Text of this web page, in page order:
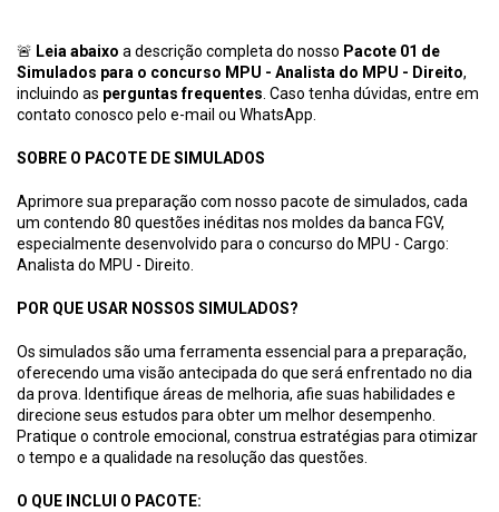
🚨 Leia abaixo a descrição completa do nosso Pacote 01 de
Simulados para o concurso MPU - Analista do MPU - Direito,
incluindo as perguntas frequentes . Caso tenha dúvidas, entre em
contato conosco pelo e-mail ou WhatsApp.
SOBRE O PACOTE DE SIMULADOS
Aprimore sua preparação com nosso pacote de simulados, cada
um contendo 80 questões inéditas nos moldes da banca FGV,
especialmente desenvolvido para o concurso do MPU - Cargo:
Analista do MPU - Direito.
POR QUE USAR NOSSOS SIMULADOS?
Os simulados são uma ferramenta essencial para a preparação,
oferecendo uma visão antecipada do que será enfrentado no dia
da prova. Identifique áreas de melhoria, afie suas habilidades e
direcione seus estudos para obter um melhor desempenho.
Pratique o controle emocional, construa estratégias para otimizar
o tempo e a qualidade na resolução das questões.
O QUE INCLUI O PACOTE: